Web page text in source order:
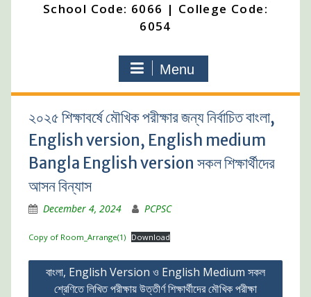
School Code: 6066 | College Code:
6054
Menu
২০২৫ শিক্ষাবর্ষে মৌখিক পরীক্ষার জন্য নির্বাচিত বাংলা,
English version, English medium
Bangla English version সকল শিক্ষার্থীদের
আসন বিন্যাস
December 4, 2024 PCPSC
Copy of Room_Arrange(1) Download
Post
navigation
বাংলা, English Version ও English Medium সকল
শ্রেণিতে লিখিত পরীক্ষায় উত্তীর্ণ শিক্ষার্থীদের মৌখিক পরীক্ষা